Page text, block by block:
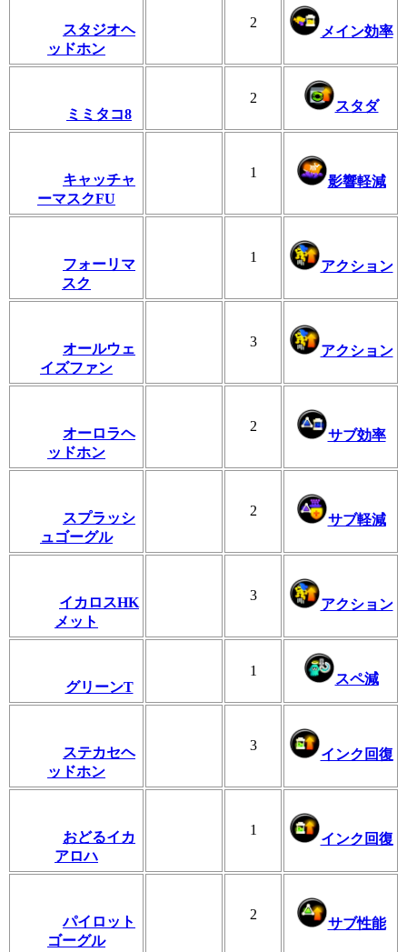
スタジオヘ
ッドホン
2
メイン効率
ミミタコ8
2
スタダ
キャッチャ
ーマスクFU
1
影響軽減
フォーリマ
スク
1
アクション
オールウェ
イズファン
3
アクション
オーロラヘ
ッドホン
2
サブ効率
スプラッシ
ュゴーグル
2
サブ軽減
イカロスHK
メット
3
アクション
グリーンT
1
スペ減
ステカセヘ
ッドホン
3
インク回復
おどるイカ
アロハ
1
インク回復
パイロット
ゴーグル
2
サブ性能